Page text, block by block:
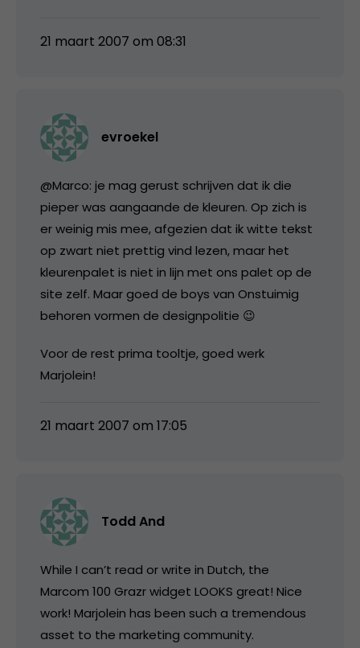
21 maart 2007 om 08:31
evroekel
@Marco: je mag gerust schrijven dat ik die
pieper was aangaande de kleuren. Op zich is
er weinig mis mee, afgezien dat ik witte tekst
op zwart niet prettig vind lezen, maar het
kleurenpalet is niet in lijn met ons palet op de
site zelf. Maar goed de boys van Onstuimig
behoren vormen de designpolitie 😉
Voor de rest prima tooltje, goed werk
Marjolein!
21 maart 2007 om 17:05
Todd And
While I can’t read or write in Dutch, the
Marcom 100 Grazr widget LOOKS great! Nice
work! Marjolein has been such a tremendous
asset to the marketing community.